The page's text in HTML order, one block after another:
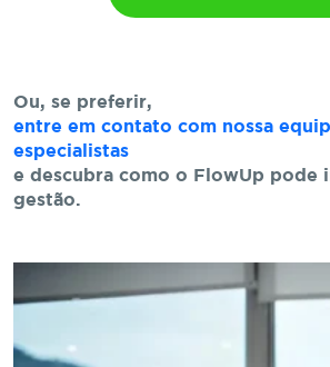
Ou, se preferir,
entre em contato com nossa
especialistas
e descubra como o FlowUp pode
gestão.